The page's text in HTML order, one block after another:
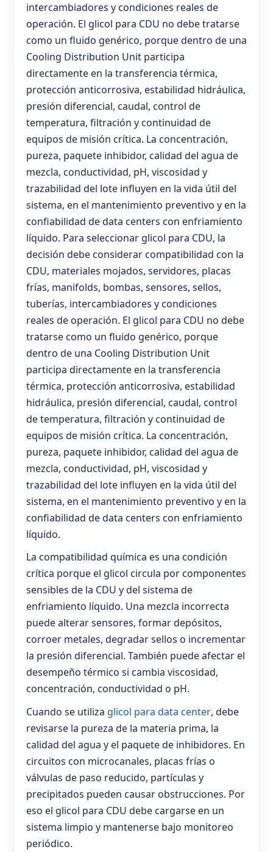
intercambiadores y condiciones reales de
operación. El glicol para CDU no debe tratarse
como un fluido genérico, porque dentro de una
Cooling Distribution Unit participa
directamente en la transferencia térmica,
protección anticorrosiva, estabilidad hidráulica,
presión diferencial, caudal, control de
temperatura, filtración y continuidad de
equipos de misión crítica. La concentración,
pureza, paquete inhibidor, calidad del agua de
mezcla, conductividad, pH, viscosidad y
trazabilidad del lote influyen en la vida útil del
sistema, en el mantenimiento preventivo y en la
confiabilidad de data centers con enfriamiento
líquido. Para seleccionar glicol para CDU, la
decisión debe considerar compatibilidad con la
CDU, materiales mojados, servidores, placas
frías, manifolds, bombas, sensores, sellos,
tuberías, intercambiadores y condiciones
reales de operación. El glicol para CDU no debe
tratarse como un fluido genérico, porque
dentro de una Cooling Distribution Unit
participa directamente en la transferencia
térmica, protección anticorrosiva, estabilidad
hidráulica, presión diferencial, caudal, control
de temperatura, filtración y continuidad de
equipos de misión crítica. La concentración,
pureza, paquete inhibidor, calidad del agua de
mezcla, conductividad, pH, viscosidad y
trazabilidad del lote influyen en la vida útil del
sistema, en el mantenimiento preventivo y en la
confiabilidad de data centers con enfriamiento
líquido.
La compatibilidad química es una condición
crítica porque el glicol circula por componentes
sensibles de la CDU y del sistema de
enfriamiento líquido. Una mezcla incorrecta
puede alterar sensores, formar depósitos,
corroer metales, degradar sellos o incrementar
la presión diferencial. También puede afectar el
desempeño térmico si cambia viscosidad,
concentración, conductividad o pH.
Cuando se utiliza glicol para data center, debe
revisarse la pureza de la materia prima, la
calidad del agua y el paquete de inhibidores. En
circuitos con microcanales, placas frías o
válvulas de paso reducido, partículas y
precipitados pueden causar obstrucciones. Por
eso el glicol para CDU debe cargarse en un
sistema limpio y mantenerse bajo monitoreo
periódico.